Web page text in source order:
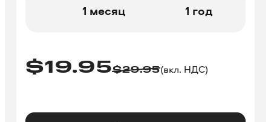
1 месяц 1 год
$19.95$29.95(вкл. НДС)